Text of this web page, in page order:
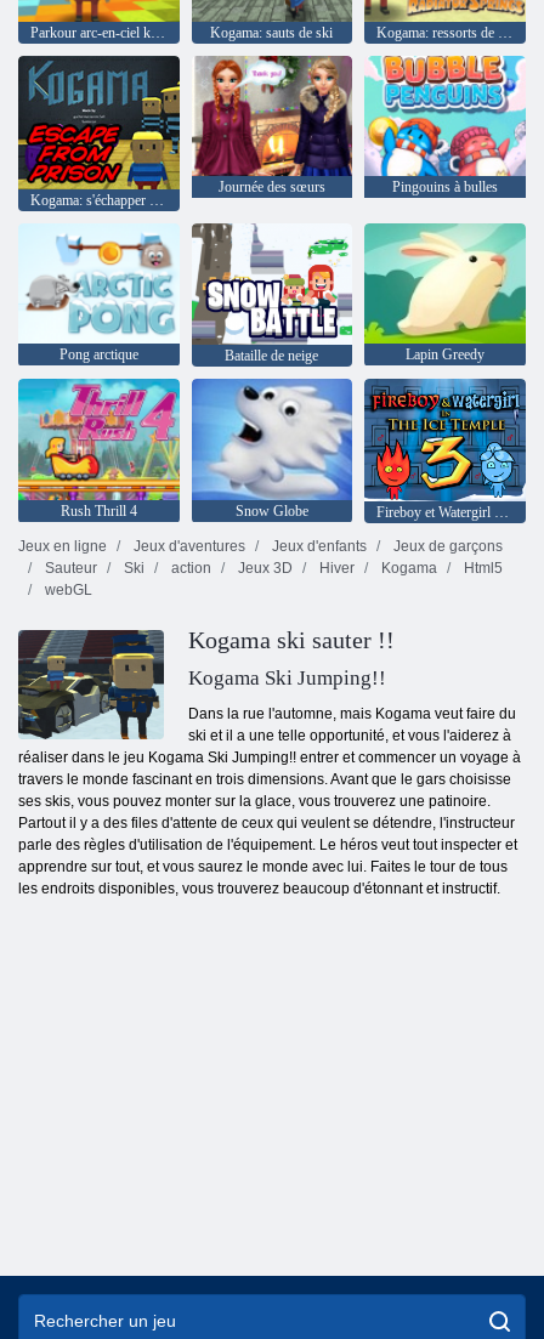
Parkour arc-en-ciel kogama Kogama: sauts de ski Kogama: ressorts de radiateur
Journée des sœurs Pingouins à bulles
Pong arctique Bataille de neige Lapin Greedy
Rush Thrill 4 Snow Globe
Fireboy et Watergirl 3: The Ice Temple
Jeux en ligne
Jeux d'aventures Jeux d'enfants
Jeux de garçons
Sauteur
Ski action Jeux 3D Hiver Kogama
Html5
webGL
Kogama ski sauter !!
Kogama Ski Jumping!!
Dans la rue l'automne, mais Kogama veut faire du
ski et il a une telle opportunité, et vous l'aiderez à
réaliser dans le jeu Kogama Ski Jumping!! entrer et commencer un voyage à
travers le monde fascinant en trois dimensions. Avant que le gars choisisse
ses skis, vous pouvez monter sur la glace, vous trouverez une patinoire.
Partout il y a des files d'attente de ceux qui veulent se détendre, l'instructeur
parle des règles d'utilisation de l'équipement. Le héros veut tout inspecter et
apprendre sur tout, et vous saurez le monde avec lui. Faites le tour de tous
les endroits disponibles, vous trouverez beaucoup d'étonnant et instructif.